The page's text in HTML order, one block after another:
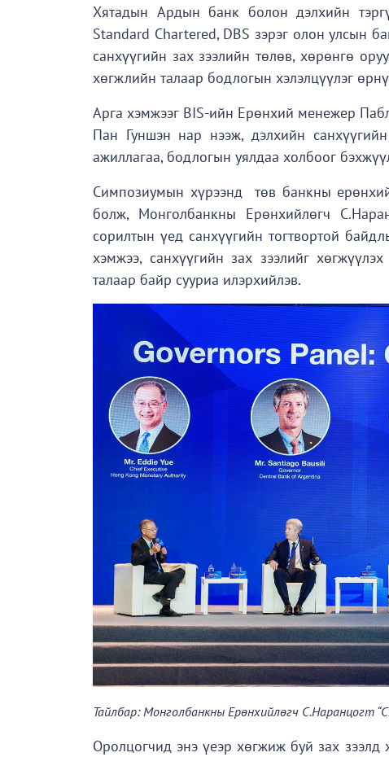
Хятадын Ардын банк болон дэлхийн
Standard Chartered, DBS зэрэг олон улсын
санхүүгийн зах зээлийн төлөв, хөрөнгө
хөгжлийн талаар бодлогын хэлэлцүүлэг
Арга хэмжээг BIS-ийн Ерөнхий менежер
Пан Гуншэн нар нээж, дэлхийн
ажиллагаа, бодлогын уялдаа холбоог
Симпозиумын хүрээнд төв банкны
болж, Монголбанкны Ерөнхийлөгч
сорилтын үед санхүүгийн тогтвортой
хэмжээ, санхүүгийн зах зээлийг
талаар байр сууриа илэрхийлэв.
Тайлбар: Монголбанкны Ерөнхийлөгч С.Наранцогт
Оролцогчид энэ үеэр хөгжиж буй зах зээлд